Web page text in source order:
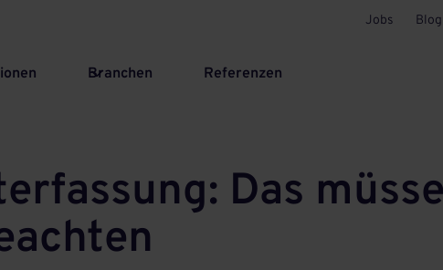
Jobs Blog
Branchen Referenzen
Das